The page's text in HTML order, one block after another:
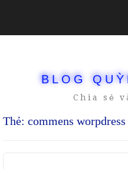
BLOG
Chia sẻ
Thẻ: commens worpdress